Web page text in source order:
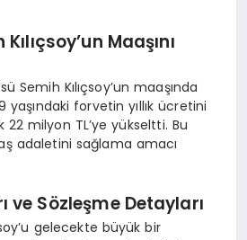
Maaşını
Semih Kılıçsoy’un maaşında
yaşındaki forvetin yıllık ücretini
22 milyon TL’ye yükseltti. Bu
adaletini sağlama amacı
ve Sözleşme Detayları
gelecekte büyük bir